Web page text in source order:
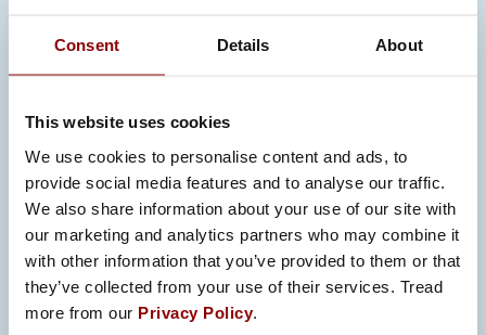
Consent Details About
This website uses cookies
We use cookies to personalise content and ads, to
provide social media features and to analyse our traffic.
We also share information about your use of our site with
our marketing and analytics partners who may combine it
with other information that you’ve provided to them or that
they’ve collected from your use of their services. Tread
more from our Privacy Policy.
naszej organizacji.
SKUPIENIE NA KLIENCIE